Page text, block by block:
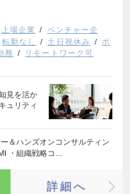
上場企業
ベンチャー企
転勤なし 土日祝休み
ポ
務
リモートワーク可
見を活か
ュリティ
＆ハンズオンコンサルティン
・組織戦略コ…
詳細へ